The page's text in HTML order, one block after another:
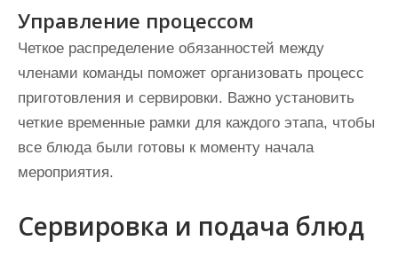
Управление процессом
Четкое распределение обязанностей между
членами команды поможет организовать процесс
приготовления и сервировки. Важно установить
четкие временные рамки для каждого этапа, чтобы
все блюда были готовы к моменту начала
мероприятия.
Сервировка и подача блюд